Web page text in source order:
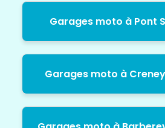
Garages moto à Pont
Garages moto à